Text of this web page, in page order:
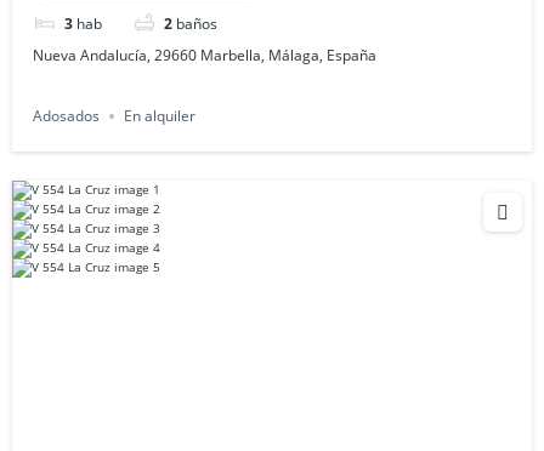
3 hab 2 baños
Nueva Andalucía, 29660 Marbella, Málaga, España
Adosados En alquiler